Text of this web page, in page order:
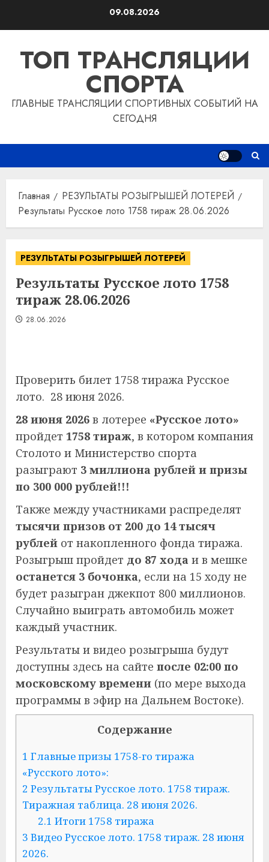
09.08.2026
ТОП ТРАНСЛЯЦИИ
СПОРТА
ГЛАВНЫЕ ТРАНСЛЯЦИИ СПОРТИВНЫХ СОБЫТИЙ НА
СЕГОДНЯ
Главная
РЕЗУЛЬТАТЫ РОЗЫГРЫШЕЙ ЛОТЕРЕЙ
Результаты Русское лото 1758 тираж 28.06.2026
РЕЗУЛЬТАТЫ РОЗЫГРЫШЕЙ ЛОТЕРЕЙ
Результаты Русское лото 1758
тираж 28.06.2026
28.06.2026
Проверить билет 1758 тиража Русское
лото. 28 июня 2026.
28 июня 2026 в лотерее «Русское лото»
пройдет 1758 тираж, в котором компания
Столото и Министерство спорта
разыграют 3 миллиона рублей и призы
по 300 000 рублей!!!
Также между участниками распределят
тысячи призов от 200 до 14 тысяч
рублей от накопленного фонда тиража.
Розыгрыш пройдет до 87 хода и в мешке
останется 3 бочонка, если на 15 ходу не
будет разыгран джекпот 800 миллионов.
Случайно выиграть автомобиль может
каждый участник.
Результаты и видео розыгрыша будут
доступны здесь на сайте после 02:00 по
московскому времени (по мере выхода
программы в эфир на Дальнем Востоке).
Содержание
1 Главные призы 1758-го тиража
«Русского лото»:
2 Результаты Русское лото. 1758 тираж.
Тиражная таблица. 28 июня 2026.
2.1 Итоги 1758 тиража
3 Видео Русское лото. 1758 тираж. 28 июня
2026.